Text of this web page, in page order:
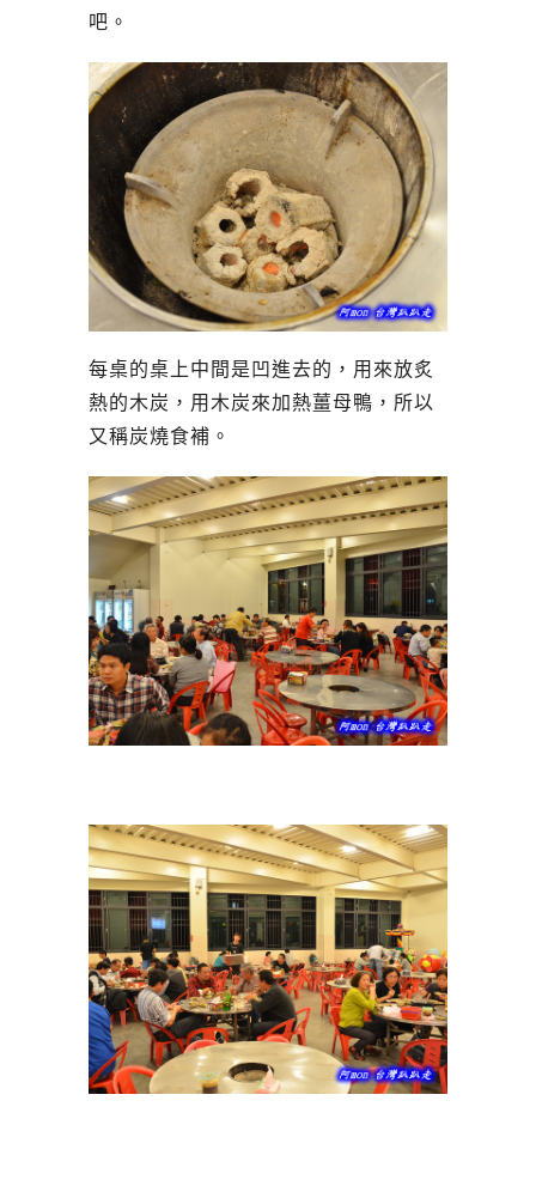
吧。
每桌的桌上中間是凹進去的，用來放炙
熱的木炭，用木炭來加熱薑母鴨，所以
又稱炭燒食補。